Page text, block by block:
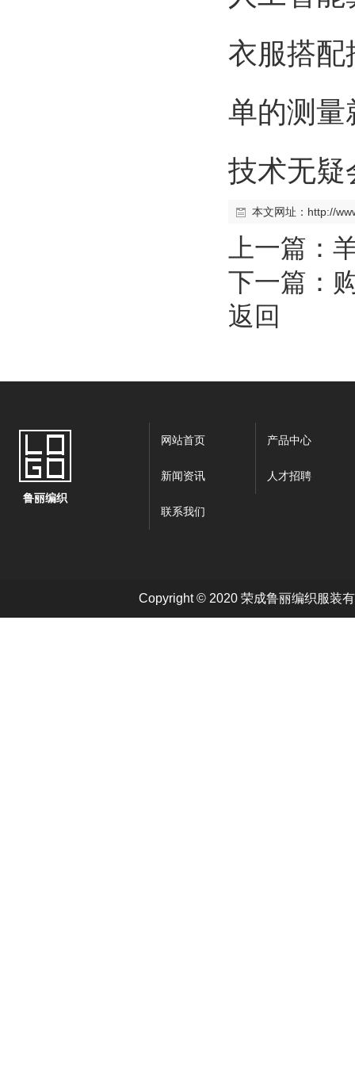
衣服搭配
单的测量
技术无疑
本文网址： http://
上一篇：
下一篇：
返回
鲁丽编织
网站首页 产品中心
新闻资讯 人才招聘
联系我们
Copyright © 2020 荣成鲁丽编织服装